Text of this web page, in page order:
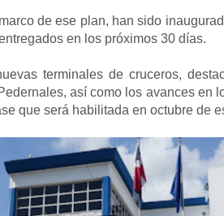
de ese plan, han sido
en los próximos 30 días.
terminales de cruceros,
así como los avances en
que será habilitada en octubre de